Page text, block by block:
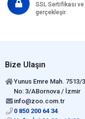
SSL Sertifikası
gerçekleşir.
Bize Ulaşın
Yunus Emre Mah. 7513/
No: 3/ABornova / İzmir
info@zoo.com.tr
0 850 200 64 34